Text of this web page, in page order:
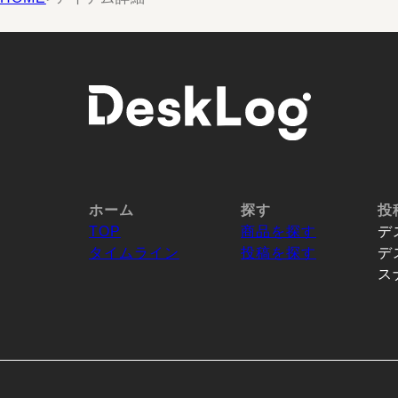
ホーム
TOP
タイムライン
探す
商品を探す
投稿を探す
投
デ
デ
ス